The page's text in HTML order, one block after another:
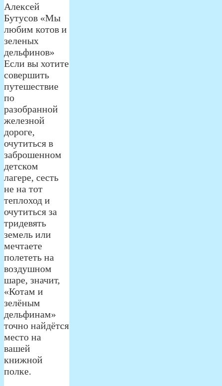
Алексей
Бутусов «Мы
любим котов и
зеленых
дельфинов»
Если вы хотите
совершить
путешествие
по
разобранной
железной
дороге,
очутиться в
заброшенном
детском
лагере, сесть
не на тот
теплоход и
очутиться за
тридевять
земель или
мечтаете
полететь на
воздушном
шаре, значит,
«Котам и
зелёным
дельфинам»
точно найдётся
место на
вашей
книжной
полке.